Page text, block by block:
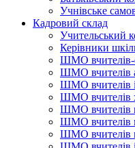
Учнівське
Кадровий склад
Учительський
Керівники
ШМО вчителів-
ШМО вчителів
ШМО вчителів
ШМО вчителів
ШМО вчителів
ШМО вчителів
ШМО вчителів